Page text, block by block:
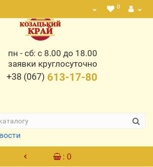
0
пн - сб: с 8.00 до 18.00
заявки круглосуточно
+38 (067) 613-17-80
: 0